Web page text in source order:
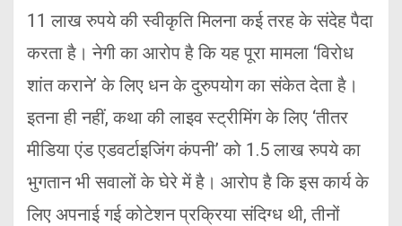
11 लाख रुपये की स्वीकृति मिलना कई तरह के संदेह पैदा
करता है। नेगी का आरोप है कि यह पूरा मामला ‘विरोध
शांत कराने’ के लिए धन के दुरुपयोग का संकेत देता है।
इतना ही नहीं, कथा की लाइव स्ट्रीमिंग के लिए ‘तीतर
मीडिया एंड एडवर्टाइजिंग कंपनी’ को 1.5 लाख रुपये का
भुगतान भी सवालों के घेरे में है। आरोप है कि इस कार्य के
लिए अपनाई गई कोटेशन प्रक्रिया संदिग्ध थी, तीनों